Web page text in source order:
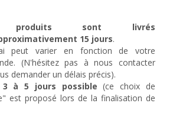
fer
forgé
Noémie
produits sont livrés
15 jours.
peut varier en fonction de votre
(N'hésitez pas à nous contacter
demander un délais précis).
3 à 5 jours possible (ce choix de
est proposé lors de la finalisation de